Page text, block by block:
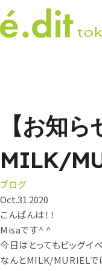
【お知
MILK/
ブログ
Oct.31.2020
こんばんは！！
Misaです^ ^
今日はとってもビッグイベ
なんとMILK/MURIELで